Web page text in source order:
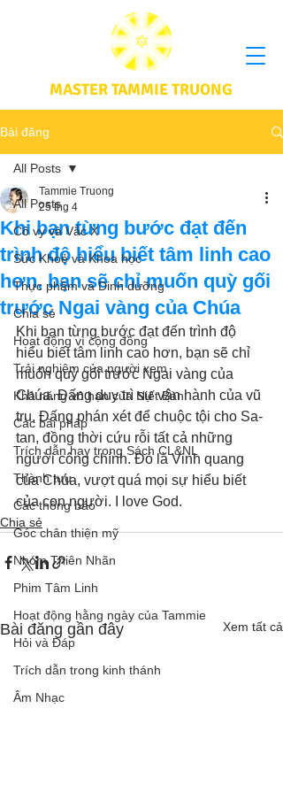
MASTER TAMMIE TRUONG
Bài đăng
All Posts
Cô vy và Vắc X
Sức Khoẻ và Khoa học
Thực phầm và Dinh dưỡng
Chia sẻ
Hoạt động vì cộng đồng
Trải nghiệm của người xem
Khả năng vô hạn của Niết Bàn
Các bài pháp
Trích dẫn hay trong Sách CL&NL
Thành tựu
Các thông báo
Góc chân thiện mỹ
Nhóm Thiên Nhãn
Phim Tâm Linh
Hoạt động hằng ngày của Tammie
Hỏi và Đáp
Trích dẫn trong kinh thánh
Âm Nhạc
All Posts
Khi bạn từng bước đạt đến
trình độ hiểu biết tâm linh cao
hơn, bạn sẽ chỉ muốn quỳ gối
trước Ngai vàng của Chúa
Tammie Truong
25 thg 4
Khi bạn từng bước đạt đến trình độ
hiểu biết tâm linh cao hơn, bạn sẽ chỉ
muốn quỳ gối trước Ngai vàng của
Chúa. Đấng duy trì sự vận hành của vũ
trụ, Đấng phán xét để chuộc tội cho Sa-
tan, đồng thời cứu rỗi tất cả những
người công chính. Đó là Vinh quang
của Chúa, vượt quá mọi sự hiểu biết
của con người. I love God.
Chia sẻ
Bài đăng gần đây Xem tất cả